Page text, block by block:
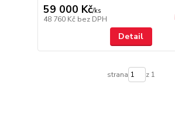
59 000 Kč/ks
48 760 Kč bez DPH
Detail
strana z 1